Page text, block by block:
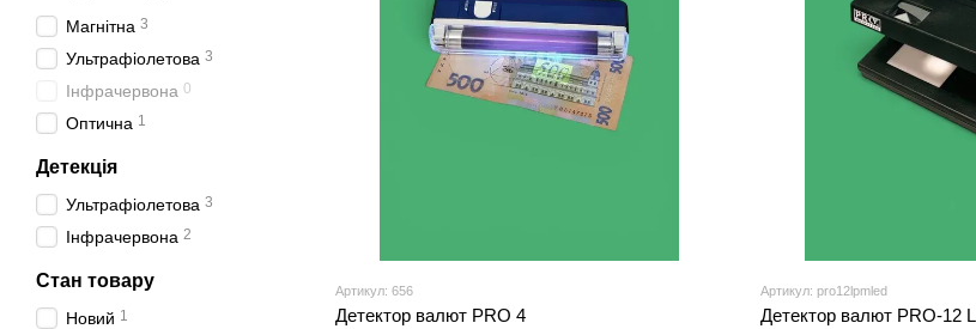
Артикул: 656
Детектор валют PRO 4
Артикул: pro12lpmled
Детектор валют PRO-12
Магнітна 3
Ультрафіолетова 3
Інфрачервона 0
Оптична 1
Детекція
Ультрафіолетова 3
Інфрачервона 2
Стан товару
Новий 1